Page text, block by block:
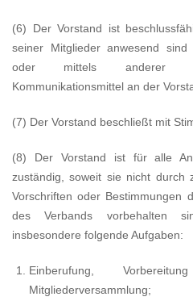
(6) Der Vorstand ist
seiner Mitglieder anwesend
oder mittels anderer
Kommunikationsmittel an der
(7) Der Vorstand beschließt mit
(8) Der Vorstand ist für alle
zuständig, soweit sie nicht durch
Vorschriften oder Bestimmungen
des Verbands vorbehalten
insbesondere folgende Aufgaben:
Einberufung,
Mitgliederversammlung;